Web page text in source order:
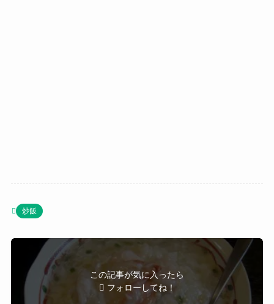
炒飯
この記事が気に入ったら
フォローしてね！